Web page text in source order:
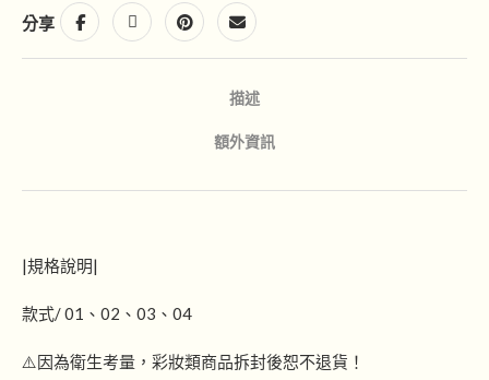
分享
描述
額外資訊
|規格說明|
款式/ 01、02、03、04
⚠️因為衛生考量，彩妝類商品拆封後恕不退貨！